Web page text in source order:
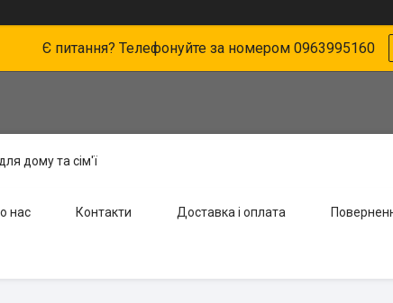
Є питання? Телефонуйте за номером 0963995160
дому та сім'ї
нас Контакти Доставка і оплата